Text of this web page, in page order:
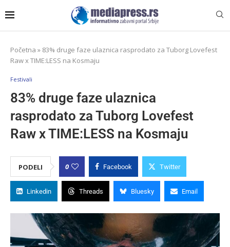
Početna » 83% druge faze ulaznica rasprodato za Tuborg Lovefest
Raw x TIME:LESS na Kosmaju
Festivali
83% druge faze ulaznica
rasprodato za Tuborg Lovefest
Raw x TIME:LESS na Kosmaju
PODELI 0 Facebook Twitter
Linkedin Threads Bluesky Email